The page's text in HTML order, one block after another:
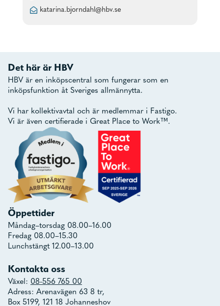
katarina.bjorndahl@hbv.se
Det här är HBV
HBV är en inköpscentral som fungerar som en
inköpsfunktion åt Sveriges allmännytta.
Vi har kollektivavtal och är medlemmar i Fastigo.
Vi är även certifierade i Great Place to Work™.
Öppettider
Måndag–torsdag 08.00–16.00
Fredag 08.00–15.30
Lunchstängt 12.00–13.00
Kontakta oss
Växel: 08-556 765 00
Adress: Arenavägen 63 8 tr,
Box 5199, 121 18 Johanneshov